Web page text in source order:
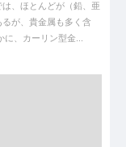
は、ほとんどが（鉛、亜
が、貴金属も多く含
に、カーリン型金...